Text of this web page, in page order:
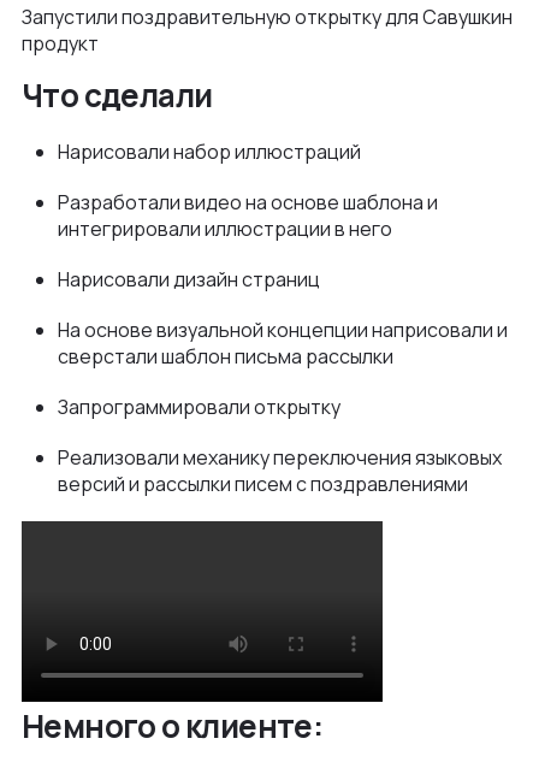
Политика конфиденциальности
Отзывы
Контакты
UX\UI-дизайн и проектирование
Интернет-магазин для селлеров WB и Ozon
Ритейл
Телеком
Контакты
Минск, Тимирязева 72/1
Москва, 2-я Тверская-Ямская 18, помещ.
7/2
Запустили поздравительную открытку для Савушкин
продукт
Что сделали
Нарисовали набор иллюстраций
Разработали видео на основе шаблона и
интегрировали иллюстрации в него
Нарисовали дизайн страниц
На основе визуальной концепции наприсовали и
сверстали шаблон письма рассылки
Запрограммировали открытку
Реализовали механику переключения языковых
версий и рассылки писем с поздравлениями
Немного о клиенте: